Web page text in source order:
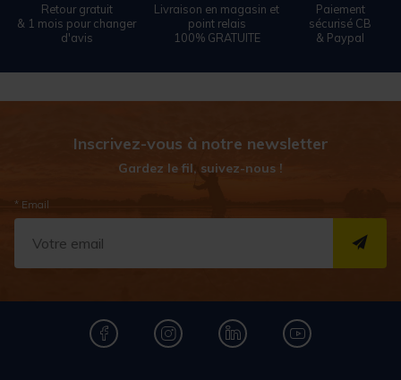
Retour gratuit
& 1 mois pour changer
d'avis
Livraison en magasin et
point relais
100% GRATUITE
Paiement
sécurisé CB
& Paypal
Inscrivez-vous à notre newsletter
Gardez le fil, suivez-nous !
* Email